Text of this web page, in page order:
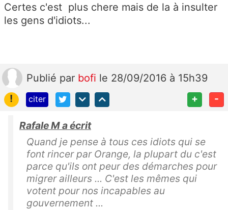
Certes c'est plus chere mais de la à insulter
les gens d'idiots...
Publié par bofi le 28/09/2016 à 15h39
!
citer + -
Rafale M a écrit
Quand je pense à tous ces idiots qui se
font rincer par Orange, la plupart du c'est
parce qu'ils ont peur des démarches pour
migrer ailleurs ... C'est les mêmes qui
votent pour nos incapables au
gouvernement ...